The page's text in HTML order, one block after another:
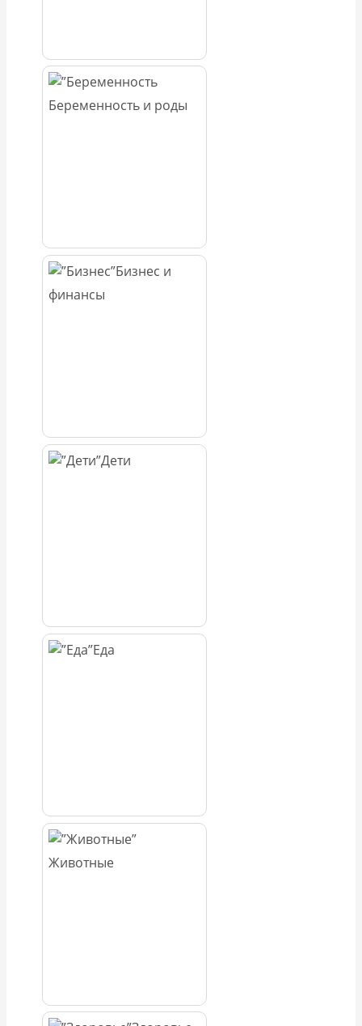
Беременность и роды
Бизнес и
финансы
Дети
Еда
Животные